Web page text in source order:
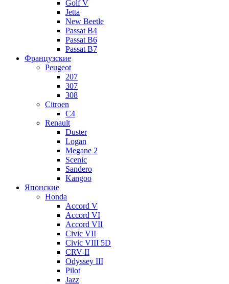
Golf V
Jetta
New Beetle
Passat B4
Passat B6
Passat B7
Французские
Peugeot
207
307
308
Citroen
C4
Renault
Duster
Logan
Megane 2
Scenic
Sandero
Kangoo
Японские
Honda
Accord V
Accord VI
Accord VII
Civic VII
Civic VIII 5D
CRV-II
Odyssey III
Pilot
Jazz